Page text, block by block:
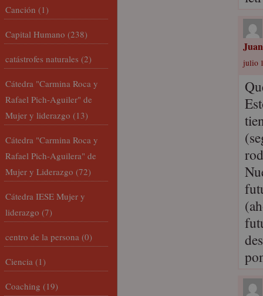
julio
Canción (1)
Capital Humano (238)
catástrofes naturales (2)
Cátedra "Carmina Roca y
Rafael Pich-Aguiler" de
Mujer y liderazgo (13)
Cátedra "Carmina Roca y
Rafael Pich-Aguilera" de
Mujer y Liderazgo (72)
Cátedra IESE Mujer y
liderazgo (7)
centro de la persona (0)
Ciencia (1)
Coaching (19)